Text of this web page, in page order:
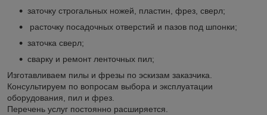
заточку строгальных ножей, пластин, фрез, сверл;
расточку посадочных отверстий и пазов под шпонки;
заточка сверл;
сварку и ремонт ленточных пил;
Изготавливаем пилы и фрезы по эскизам заказчика.
Консультируем по вопросам выбора и эксплуатации
оборудования, пил и фрез.
Перечень услуг постоянно расширяется.